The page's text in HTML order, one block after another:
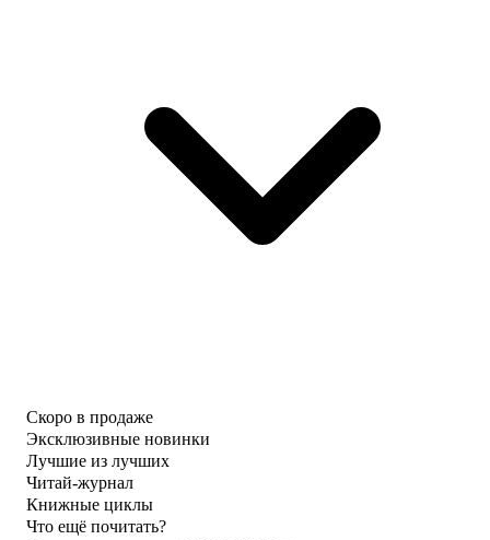
Скоро в продаже
Эксклюзивные новинки
Лучшие из лучших
Читай-журнал
Книжные циклы
Что ещё почитать?